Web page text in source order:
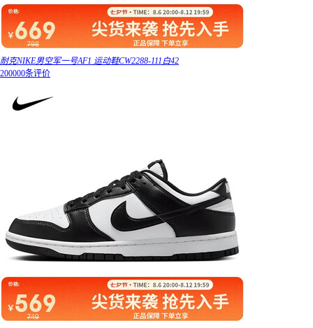
耐克NIKE男空军一号AF1 运动鞋CW2288-111白42
200000条评价